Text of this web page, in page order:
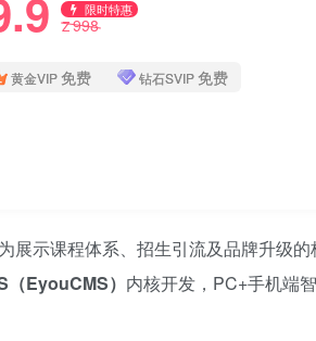
限时特惠
Z998
黄金VIP免费 钻石SVIP免费
示课程体系、招生引流及品牌升级的
（EyouCMS）​ 内核开发，PC+手机端